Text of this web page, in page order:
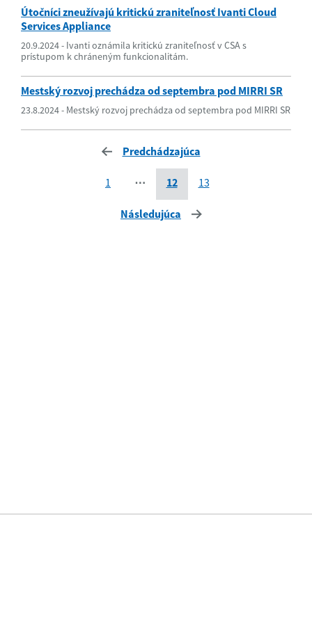
Útočníci zneužívajú kritickú zraniteľnosť Ivanti Cloud
Services Appliance
20.9.2024 - Ivanti oznámila kritickú zraniteľnosť v CSA s
prístupom k chráneným funkcionalitám.
Mestský rozvoj prechádza od septembra pod MIRRI SR
23.8.2024 - Mestský rozvoj prechádza od septembra pod MIRRI SR
Predchádzajúca
1 ⋯ 12 13
Následujúca